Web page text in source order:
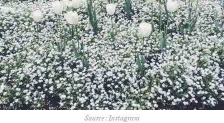
Source : Instagram